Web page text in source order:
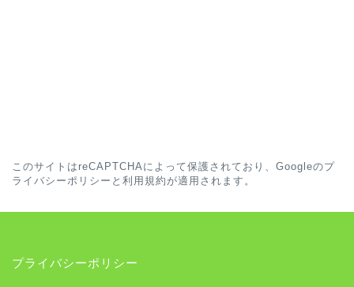
このサイトはreCAPTCHAによって保護されており、Googleのプ
ライバシーポリシー と 利用規約 が適用されます。
プライバシーポリシー